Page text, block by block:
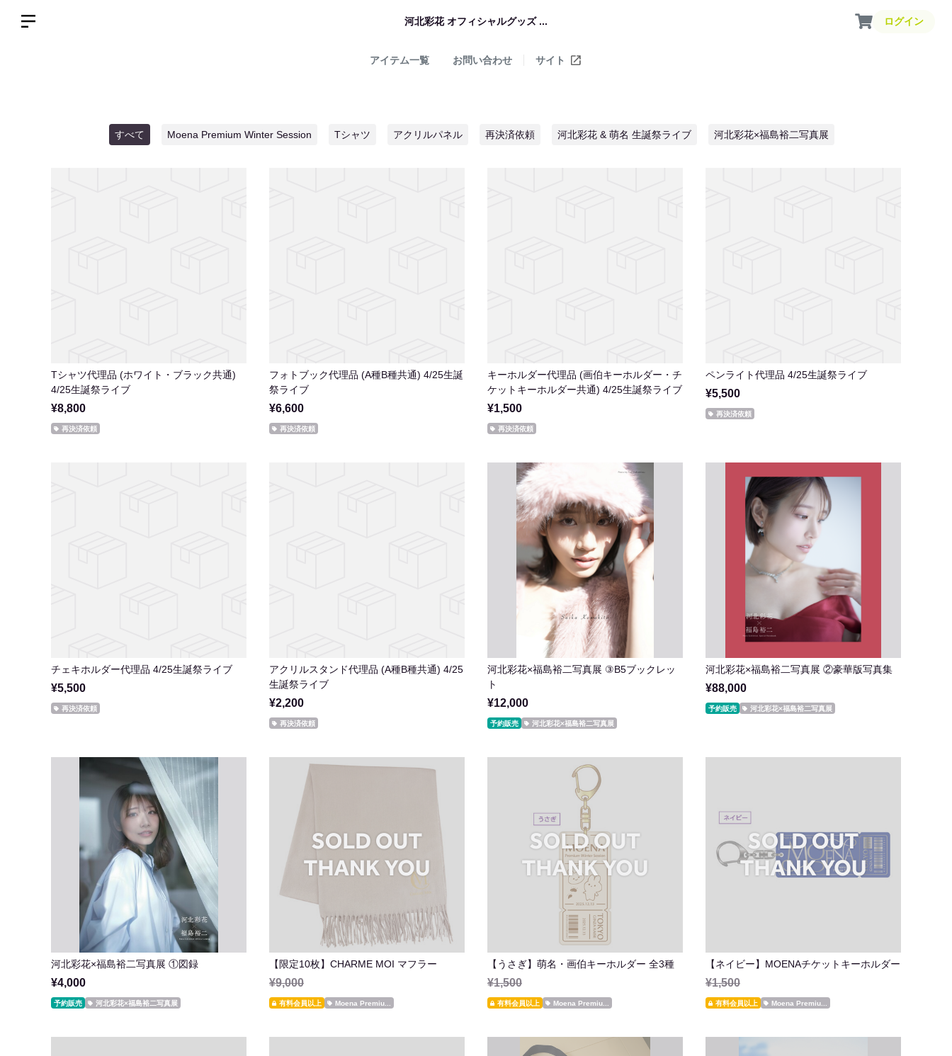
河北彩花 オフィシャルグッズ ... ログイン
アイテム一覧 お問い合わせ サイト
すべて Moena Premium Winter Session Tシャツ アクリルパネル 再決済依頼 河北彩花 & 萌名 生誕祭ライブ 河北彩花×福島裕二写真展
Tシャツ代理品 (ホワイト・ブラック共通)
4/25生誕祭ライブ
¥8,800
再決済依頼
フォトブック代理品 (A種B種共通) 4/25生誕
祭ライブ
¥6,600
再決済依頼
キーホルダー代理品 (画伯キーホルダー・チ
ケットキーホルダー共通) 4/25生誕祭ライブ
¥1,500
再決済依頼
ペンライト代理品 4/25生誕祭ライブ
¥5,500
再決済依頼
チェキホルダー代理品 4/25生誕祭ライブ
¥5,500
再決済依頼
アクリルスタンド代理品 (A種B種共通) 4/25
生誕祭ライブ
¥2,200
再決済依頼
河北彩花×福島裕二写真展 ③B5ブックレッ
ト
¥12,000
予約販売 河北彩花×福島裕二写真展
河北彩花×福島裕二写真展 ②豪華版写真集
¥88,000
予約販売 河北彩花×福島裕二写真展
河北彩花×福島裕二写真展 ①図録
¥4,000
予約販売 河北彩花×福島裕二写真展
【限定10枚】CHARME MOI マフラー
¥9,000
有料会員以上 Moena Premiu...
【うさぎ】萌名・画伯キーホルダー 全3種
¥1,500
有料会員以上 Moena Premiu...
【ネイビー】MOENAチケットキーホルダー
¥1,500
有料会員以上 Moena Premiu...